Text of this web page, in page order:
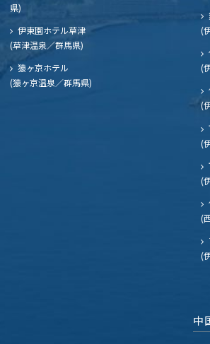
県)
伊東園ホテル草津
(草津温泉／群馬県)
猿ヶ京ホテル
(猿ヶ京温泉／群馬県)
(
(
(
(
(
(
(
中